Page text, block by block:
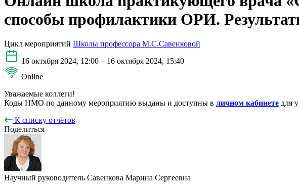
способы профилактики ОРИ.
Цикл мероприятий Школы профессора М.С.Савенковой
16 октября 2024, 12:00 – 16 октября 2024, 15:40
Online
Уважаемые коллеги!
Коды НМО по данному мероприятию выданы и доступны в личном кабинете для
К списку отчётов
Поделиться
Научный руководитель Савенкова Марина Сергеевна